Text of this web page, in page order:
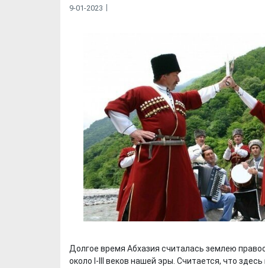
9-01-2023
Долгое время Абхазия считалась землею
около I-III веков нашей эры. Считается, что